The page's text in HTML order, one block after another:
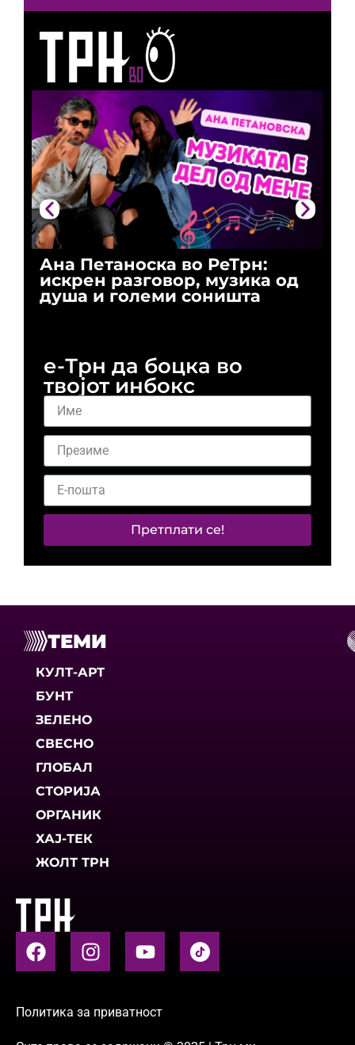
Ана Петаноска во РеТрн:
искрен разговор, музика од
душа и големи соништа
е-Трн да боцка во
твојот инбокс
Претплати се!
ТЕМИ
КУЛТ-АРТ
БУНТ
ЗЕЛЕНО
СВЕСНО
ГЛОБАЛ
СТОРИЈА
ОРГАНИК
ХАЈ-ТЕК
ЖОЛТ ТРН
Политика за приватност